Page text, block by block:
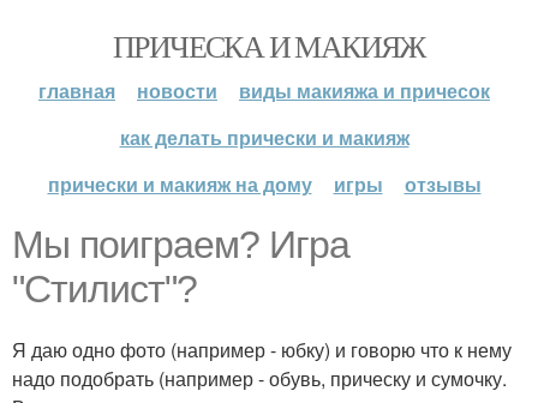
ПРИЧЕСКА И МАКИЯЖ
главная новости
виды макияжа и причесок
как делать прически и макияж
прически и макияж на дому
игры отзывы
Мы поиграем? Игра
"Стилист"?
Я даю одно фото (например - юбку) и говорю что к нему
надо подобрать (например - обувь, прическу и сумочку.